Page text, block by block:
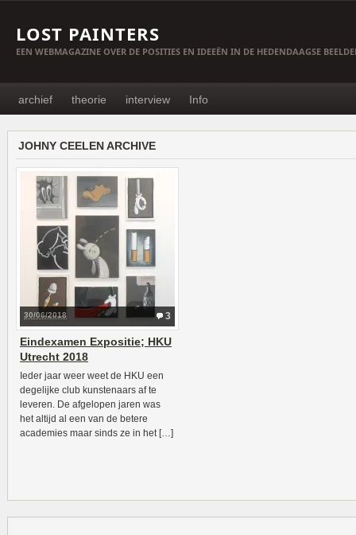
LOST PAINTERS
EEN WEBMAGAZINE OVER DE POSITIES EN IDEEËN IN DE HEDENDAAGSE
archief theorie interview Info
JOHNY CEELEN ARCHIVE
3
30/06/2018
Eindexamen Expositie; HKU
Utrecht 2018
Ieder jaar weer weet de HKU een
degelijke club kunstenaars af te
leveren. De afgelopen jaren was
het altijd al een van de betere
academies maar sinds ze in het […]